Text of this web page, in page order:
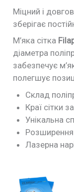
Міцний і
зберігає
М’яка сітка
діаметра
забезпечує
полегшує
Склад
Краї сітки
Унікальна
Розширення
Лазерна